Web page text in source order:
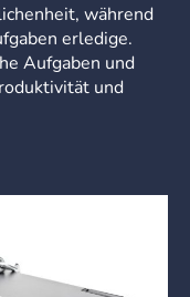
während
erledige.
Aufgaben und
und